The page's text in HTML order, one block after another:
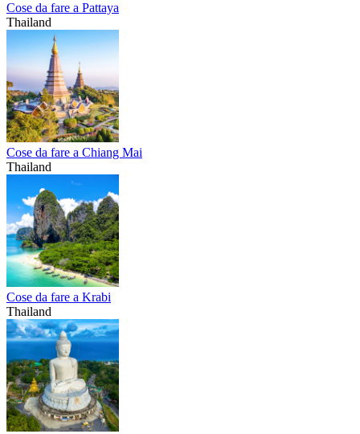
Cose da fare a Pattaya
Thailand
Cose da fare a Chiang Mai
Thailand
Cose da fare a Krabi
Thailand